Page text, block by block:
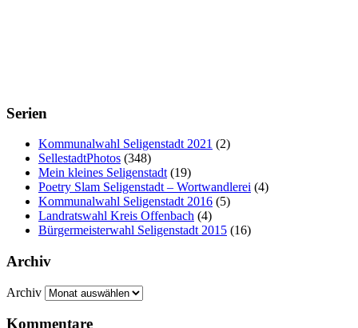
Serien
Kommunalwahl Seligenstadt 2021 (2)
SellestadtPhotos (348)
Mein kleines Seligenstadt (19)
Poetry Slam Seligenstadt – Wortwandlerei (4)
Kommunalwahl Seligenstadt 2016 (5)
Landratswahl Kreis Offenbach (4)
Bürgermeisterwahl Seligenstadt 2015 (16)
Archiv
Archiv
Kommentare